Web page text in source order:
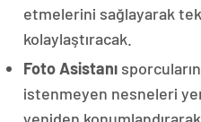
etmelerini sağlayarak
kolaylaştıracak.
Foto Asistanı
istenmeyen nesneleri
yeniden